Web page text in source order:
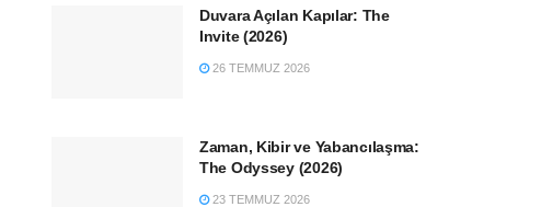
Duvara Açılan Kapılar: The
Invite (2026)
26 TEMMUZ 2026
Zaman, Kibir ve Yabancılaşma:
The Odyssey (2026)
23 TEMMUZ 2026